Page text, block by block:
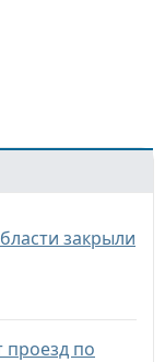
закрыли
проезд по